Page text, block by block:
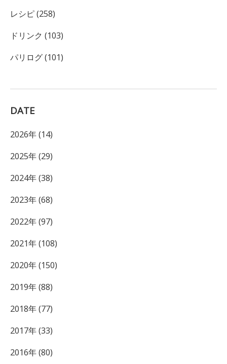
レシピ (258)
ドリンク (103)
パリログ (101)
DATE
2026年 (14)
2025年 (29)
2024年 (38)
2023年 (68)
2022年 (97)
2021年 (108)
2020年 (150)
2019年 (88)
2018年 (77)
2017年 (33)
2016年 (80)